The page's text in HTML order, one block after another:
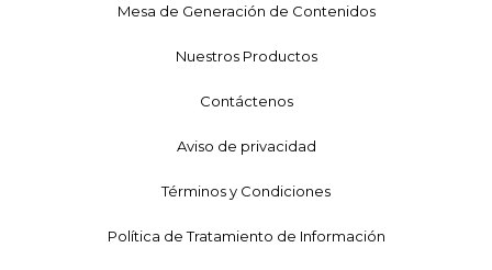
Mesa de Generación de Contenidos
Nuestros Productos
Contáctenos
Aviso de privacidad
Términos y Condiciones
Política de Tratamiento de Información